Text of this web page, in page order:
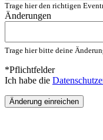
Trage hier den richtigen
Änderungen
Trage hier bitte deine
*Pflichtfelder
Ich habe die
Änderung einreichen